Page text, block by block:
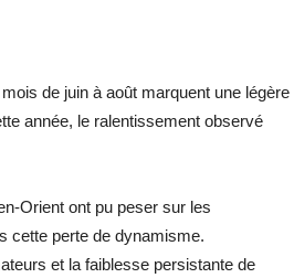
de juin à août marquent une légère
année, le ralentissement observé
Orient ont pu peser sur les
cette perte de dynamisme.
et la faiblesse persistante de